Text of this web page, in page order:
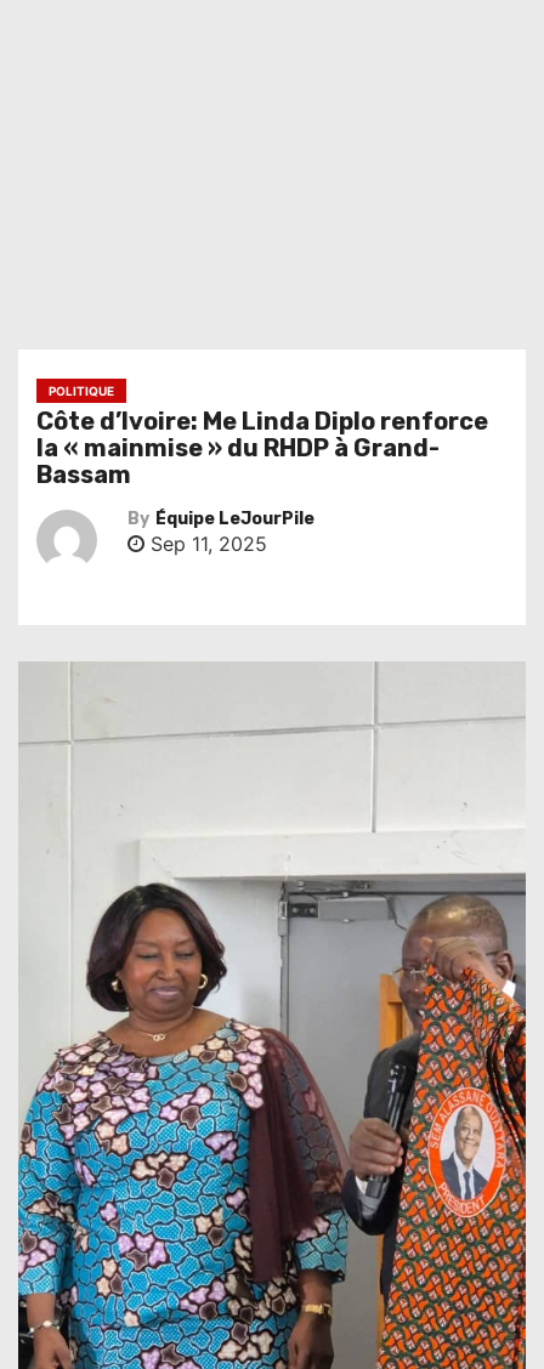
POLITIQUE
Côte d’Ivoire: Me Linda Diplo renforce
la « mainmise » du RHDP à Grand-
Bassam
By Équipe LeJourPile
Sep 11, 2025